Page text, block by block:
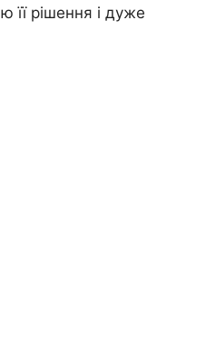
рішення і дуже